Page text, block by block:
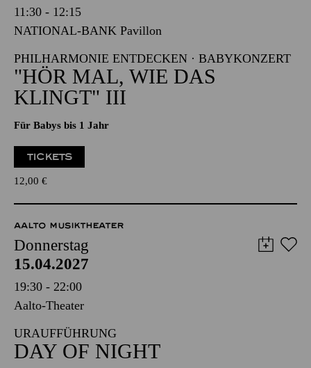
Donnerstag
15.04.2027
11:30 - 12:15
NATIONAL-BANK Pavillon
PHILHARMONIE ENTDECKEN · BABYKONZERT
"HÖR MAL, WIE DAS
Für Babys bis 1 Jahr
12,00€
AALTO MUSIKTHEATER
Donnerstag
15.04.2027
19:30 - 22:00
Aalto-Theater